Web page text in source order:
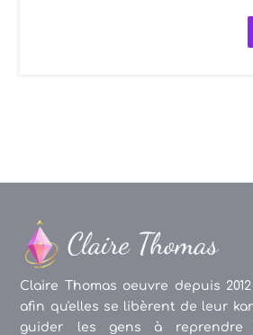
Claire Thomas oeuvre depuis
afin qu'elles se libèrent de leur
guider les gens à reprendre